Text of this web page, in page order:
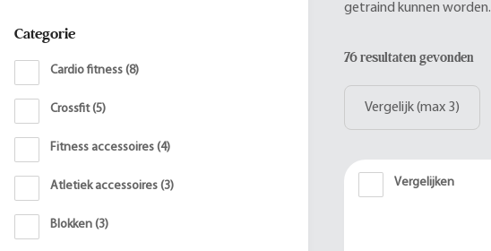
Categorie
Cardio fitness (8)
Crossfit(5)
Fitness accessoires (4)
Atletiek accessoires (3)
Blokken (3)
getraind kunnen worden.
76 resultaten gevonden
Vergelijk (max 3)
Vergelijken